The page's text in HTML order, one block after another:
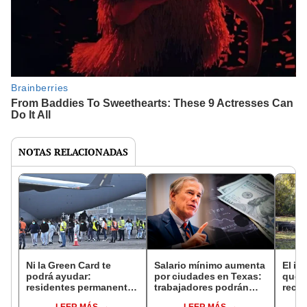
NOTAS RELACIONADAS
Ni la Green Card te
podrá ayudar:
residentes permanentes
Salario mínimo aumenta
por ciudades en Texas:
trabajadores podrán
El
que